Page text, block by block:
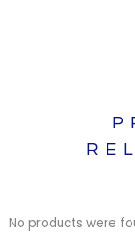
No products were